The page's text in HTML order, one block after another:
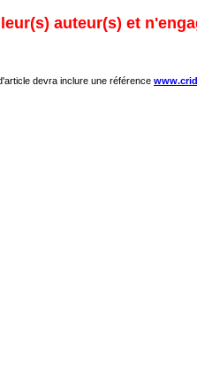
auteur(s) et
devra inclure une référence